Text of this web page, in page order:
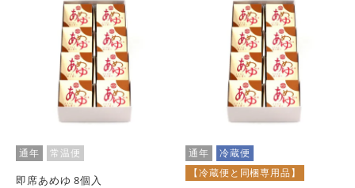
通年 常温便
即席あめゆ 8個入
通年
冷蔵便
【冷蔵便と同梱専用品】